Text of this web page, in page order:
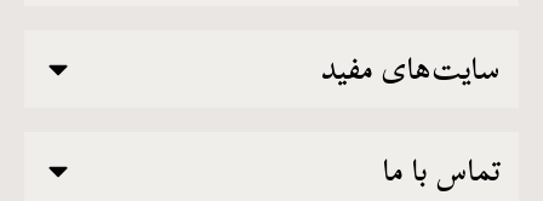
سایت‌های مفید
تماس با ما